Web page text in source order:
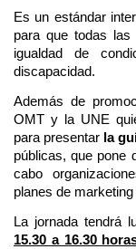
Es un estándar
para que todas
igualdad de
discapacidad.
Además de
OMT y la UNE
para presentar la
públicas, que pone
cabo
planes de
La jornada tendrá
15.30 a 16.30